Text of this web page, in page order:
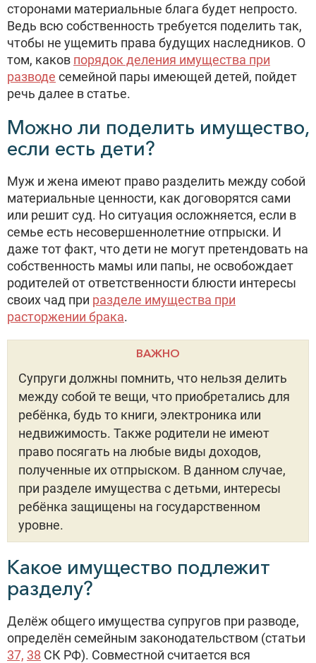
сторонами материальные блага будет непросто.
Ведь всю собственность требуется поделить так,
чтобы не ущемить права будущих наследников. О
том, каков порядок деления имущества при
разводе семейной пары имеющей детей, пойдет
речь далее в статье.
Можно ли поделить имущество,
если есть дети?
Муж и жена имеют право разделить между собой
материальные ценности, как договорятся сами
или решит суд. Но ситуация осложняется, если в
семье есть несовершеннолетние отпрыски. И
даже тот факт, что дети не могут претендовать на
собственность мамы или папы, не освобождает
родителей от ответственности блюсти интересы
своих чад при разделе имущества при
расторжении брака.
ВАЖНО
Супруги должны помнить, что нельзя делить
между собой те вещи, что приобретались для
ребёнка, будь то книги, электроника или
недвижимость. Также родители не имеют
право посягать на любые виды доходов,
полученные их отпрыском. В данном случае,
при разделе имущества с детьми, интересы
ребёнка защищены на государственном
уровне.
Какое имущество подлежит
разделу?
Делёж общего имущества супругов при разводе,
определён семейным законодательством (статьи
37, 38 СК РФ). Совместной считается вся